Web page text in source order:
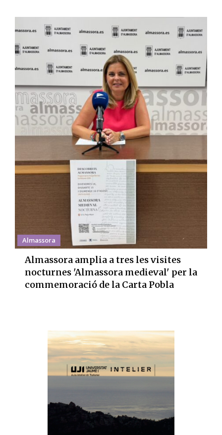
Almassora
Almassora amplia a tres les visites
nocturnes 'Almassora medieval' per la
commemoració de la Carta Pobla